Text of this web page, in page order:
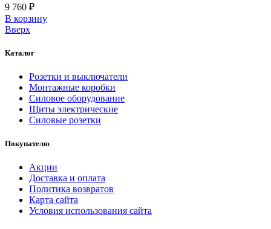
9 760 ₽
В корзинy
Вверх
Каталог
Розетки и выключатели
Монтажные коробки
Силовое оборудование
Щиты электрические
Силовые розетки
Покупателю
Акции
Доставка и оплата
Политика возвратов
Карта сайта
Условия использования сайта